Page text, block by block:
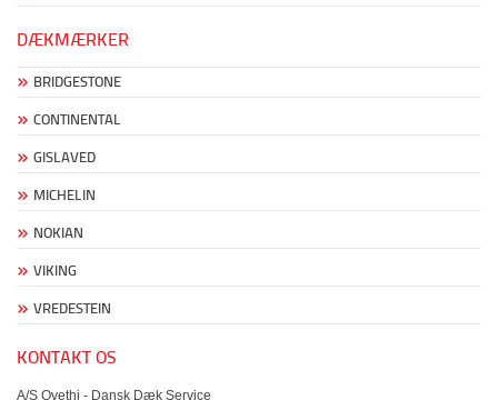
DÆKMÆRKER
BRIDGESTONE
CONTINENTAL
GISLAVED
MICHELIN
NOKIAN
VIKING
VREDESTEIN
KONTAKT OS
A/S Ovethi - Dansk Dæk Service